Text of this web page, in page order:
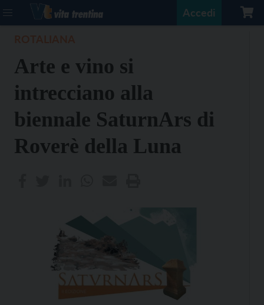
Accedi
Arte e vino si
intrecciano alla
biennale SaturnArs di
Roverè della Luna